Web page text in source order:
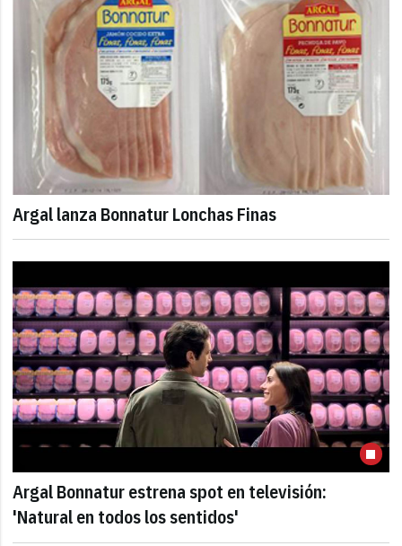
Argal lanza Bonnatur Lonchas Finas
Argal Bonnatur estrena spot en televisión:
'Natural en todos los sentidos'